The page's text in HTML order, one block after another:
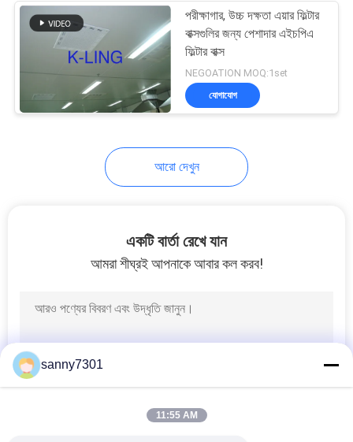
এইচপিএ এয়ার ফিল্টার
উলপা এয়ার ফিল্টার
পরীক্ষাগার, উচ্চ দক্ষতা এয়ার ফিল্টার
বাক্সগুলির জন্য পেশাদার এইচপিএ
ফিল্টার বাক্স
NEGOATION MOQ:1set
যোগাযোগ
আরো দেখুন
একটি বার্তা রেখে যান
আমরা শীঘ্রই আপনাকে আবার কল করব!
sanny7301
11:55 AM